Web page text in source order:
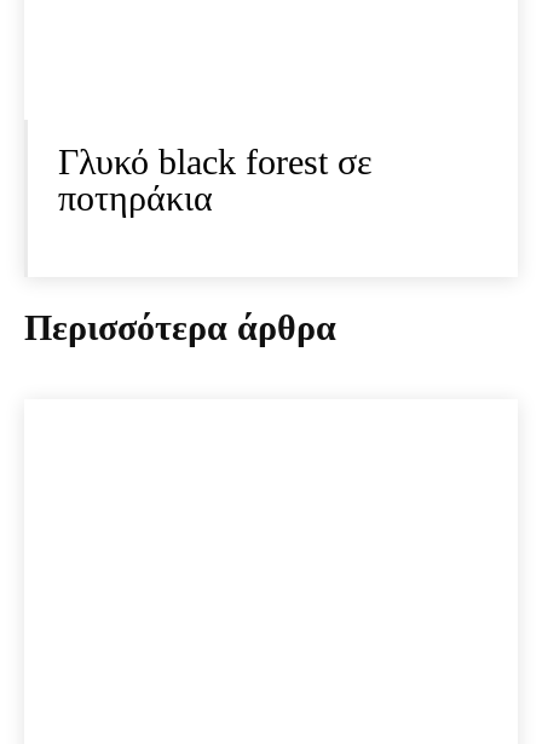
Γλυκό black forest σε
ποτηράκια
Περισσότερα άρθρα